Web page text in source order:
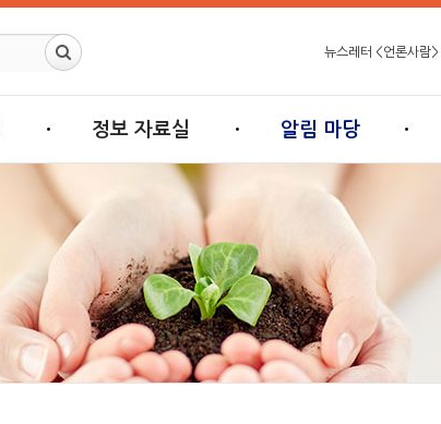
뉴스레터 <언론사람>
정보 자료실 알림 마당